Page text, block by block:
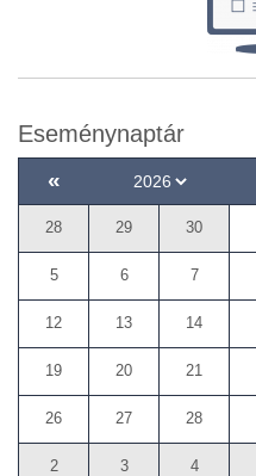
Eseménynaptár
«
28 29 30
5 6 7
12 13 14
19 20 21
26 27 28
2 3 4